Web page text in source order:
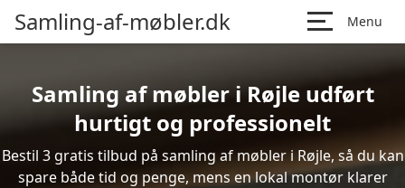
Samling-af-møbler.dk Menu
Samling af møbler i Røjle udført
hurtigt og professionelt
Bestil 3 gratis tilbud på samling af møbler i Røjle, så du kan
spare både tid og penge, mens en lokal montør klarer